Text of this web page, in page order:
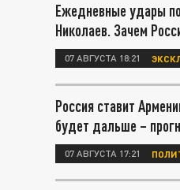
Ежедневные удары
Николаев. Зачем
07 АВГУСТА 18:21
Россия ставит
будет дальше –
07 АВГУСТА 17:21